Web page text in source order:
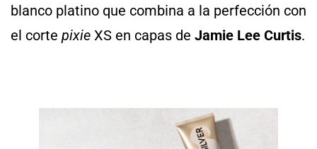
blanco platino que combina a la perfección con
el corte pixie XS en capas de Jamie Lee Curtis.